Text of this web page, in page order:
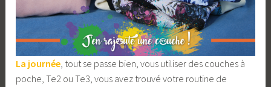
La journée, tout se passe bien, vous utiliser des couches à
poche, Te2 ou Te3, vous avez trouvé votre routine de